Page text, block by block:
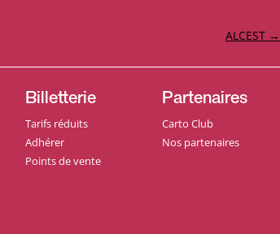
ALCEST →
Billetterie
Tarifs réduits
Adhérer
Points de vente
Partenaires
Carto Club
Nos partenaires